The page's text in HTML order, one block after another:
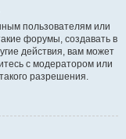
пользователям или
форумы, создавать в
действия, вам может
с модератором или
разрешения.